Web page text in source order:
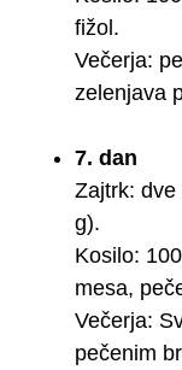
fižol.
Večerja:
zelenjava
7. dan
Zajtrk:
g).
Kosilo:
mesa,
Večerja:
pečenim